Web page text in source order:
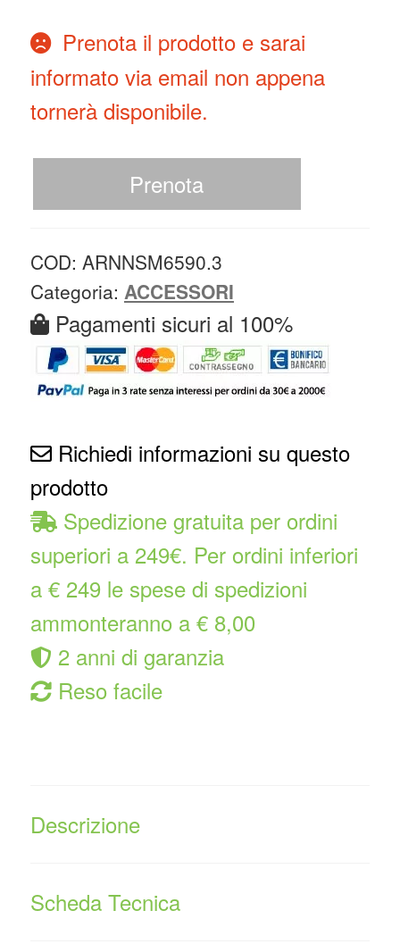
Prenota il prodotto e sarai
informato via email non appena
tornerà disponibile.
Prenota
COD: ARNNSM6590.3
Categoria: ACCESSORI
Pagamenti sicuri al 100%
Richiedi informazioni su questo
prodotto
Spedizione gratuita per ordini
superiori a 249€. Per ordini inferiori
a € 249 le spese di spedizioni
ammonteranno a € 8,00
2 anni di garanzia
Reso facile
Descrizione
Scheda Tecnica